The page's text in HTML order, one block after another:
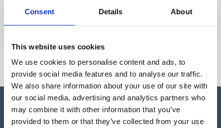
Consent Details About
This website uses cookies
We use cookies to personalise content and ads, to
provide social media features and to analyse our traffic.
We also share information about your use of our site with
our social media, advertising and analytics partners who
may combine it with other information that you’ve
provided to them or that they’ve collected from your use